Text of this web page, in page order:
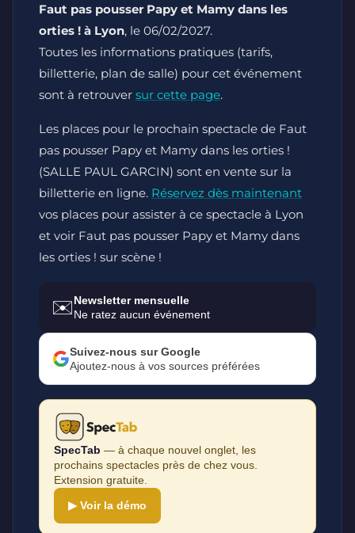
Faut pas pousser Papy et Mamy dans les
orties ! à Lyon, le 06/02/2027.
Toutes les informations pratiques (tarifs,
billetterie, plan de salle) pour cet événement
sont à retrouver sur cette page.
Les places pour le prochain spectacle de Faut
pas pousser Papy et Mamy dans les orties !
(SALLE PAUL GARCIN) sont en vente sur la
billetterie en ligne. Réservez dès maintenant
vos places pour assister à ce spectacle à Lyon
et voir Faut pas pousser Papy et Mamy dans
les orties ! sur scène !
✉️Newsletter mensuelle
Ne ratez aucun événement
Suivez-nous sur Google
Ajoutez-nous à vos sources préférées
SpecTab — à chaque nouvel onglet, les
prochains spectacles près de chez vous.
Extension gratuite.
▶ Voir la démo